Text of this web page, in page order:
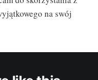
na swój